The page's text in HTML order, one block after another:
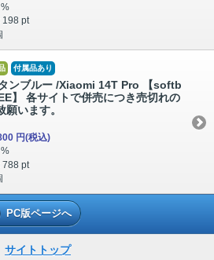
198 pt
付属品あり
ンブルー /Xiaomi 14T Pro 【softb
】 各サイトで併売につき売切れの
願います。
円(税込)
788 pt
PC版ページへ
サイトトップ